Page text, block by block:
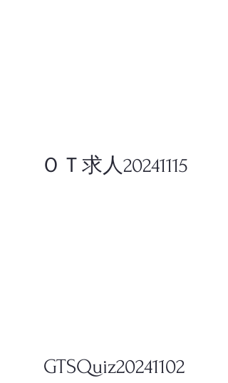
​ＯＴ求人20241115
GTSQuiz20241102